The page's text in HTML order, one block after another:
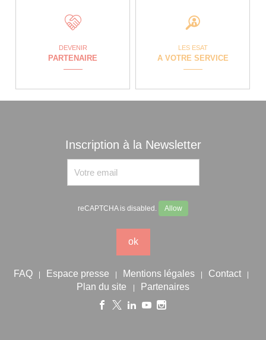
DEVENIR
PARTENAIRE
LES ESAT
A VOTRE SERVICE
Inscription à la Newsletter
reCAPTCHA is disabled. Allow
ok
FAQ | Espace presse | Mentions légales | Contact |
Plan du site | Partenaires